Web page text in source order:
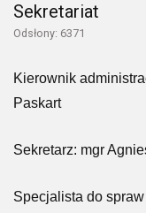
Sekretariat
Odsłony: 6371
Kierownik
Paskart
Sekretarz: mgr
Specjalista do